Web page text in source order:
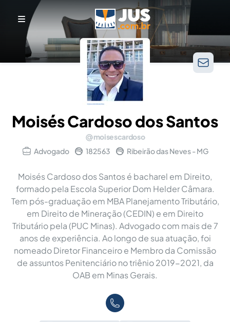
Moisés Cardoso dos Santos
moisescardoso
Advogado
182563 Ribeirão das Neves - MG
Moisés Cardoso dos Santos é bacharel em Direito,
formado pela Escola Superior Dom Helder Câmara.
Tem pós-graduação em MBA Planejamento Tributário,
em Direito de Mineração (CEDIN) e em Direito
Tributário pela (PUC Minas). Advogado com mais de 7
anos de experiência. Ao longo de sua atuação, foi
nomeado Diretor Financeiro e Membro da Comissão
de assuntos Penitenciário no triênio 2019-2021, da
OAB em Minas Gerais.